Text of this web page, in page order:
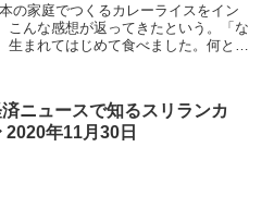
こんな感想が返ってきたという。「な
まれてはじめて食べました。何とい
ニュースで知るスリランカ
2020年11月30日